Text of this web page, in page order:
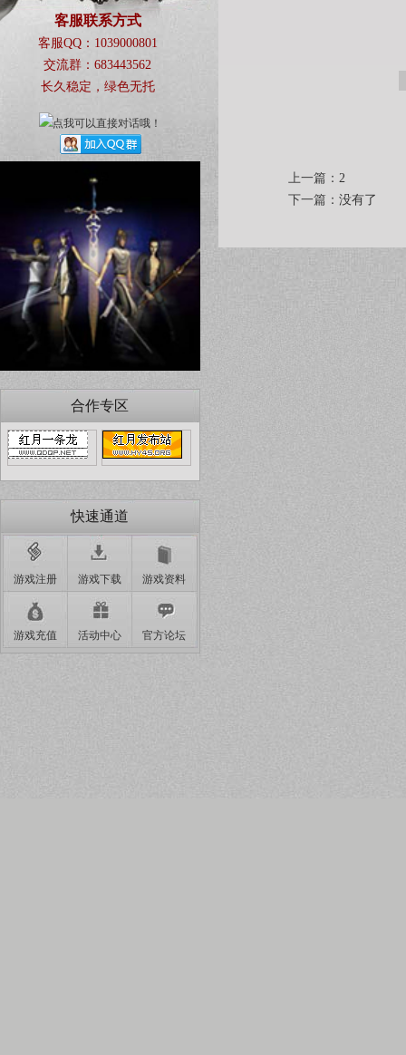
客服联系方式
客服QQ：1039000801
交流群：683443562
长久稳定，绿色无托
合作专区
快速通道
游戏注册 游戏下载 游戏资料
游戏充值 活动中心 官方论坛
上一篇： 2
下一篇： 没有了